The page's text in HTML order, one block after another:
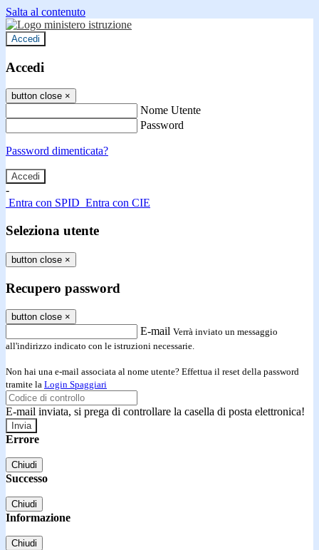
Salta al contenuto
Accedi
Accedi
button close ×
Nome Utente
Password
Password dimenticata?
-
Entra con SPID Entra con CIE
Seleziona utente
button close ×
Recupero password
button close ×
E-mail Verrà inviato un messaggio
all'indirizzo indicato con le istruzioni necessarie.
Non hai una e-mail associata al nome utente? Effettua il reset della password
tramite la Login Spaggiari
E-mail inviata, si prega di controllare la casella di posta elettronica!
Errore
Chiudi
Successo
Chiudi
Informazione
Chiudi